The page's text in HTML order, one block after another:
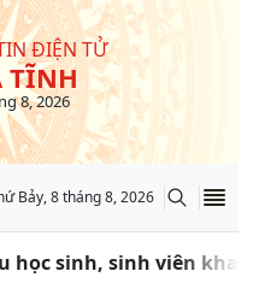
ĐIỆN TỬ
TĨNH
8, 2026
Bảy, 8 tháng 8, 2026
sinh, sinh viên khai